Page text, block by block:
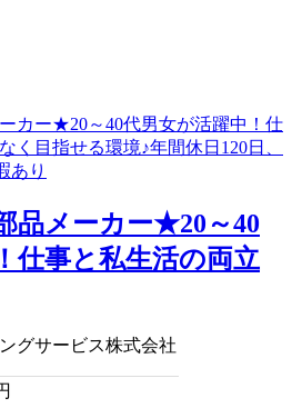
品メーカー★20～40
仕事と私生活の両立
グサービス株式会社